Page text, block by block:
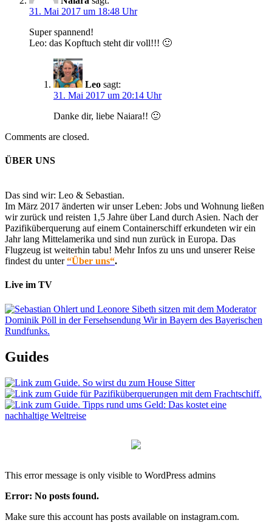
31. Mai 2017 um 18:48 Uhr
Super spannend!
Leo: das Kopftuch steht dir voll!!! 🙂
Leo sagt:
31. Mai 2017 um 20:14 Uhr
Danke dir, liebe Naiara!! 🙂
Comments are closed.
ÜBER UNS
Das sind wir: Leo & Sebastian.
Im März 2017 änderten wir unser Leben: Jobs und Wohnung ließen
wir zurück und reisten 1,5 Jahre über Land durch Asien. Nach der
Pazifiküberquerung auf einem Containerschiff erkundeten wir ein
Jahr lang Mittelamerika und sind nun zurück in Europa. Das
Flugzeug ist weiterhin tabu! Mehr Infos zu uns und unserer Reise
findest du unter“Über uns“.
Live im TV
Guides
This error message is only visible to WordPress admins
Error: No posts found.
Make sure this account has posts available on instagram.com.